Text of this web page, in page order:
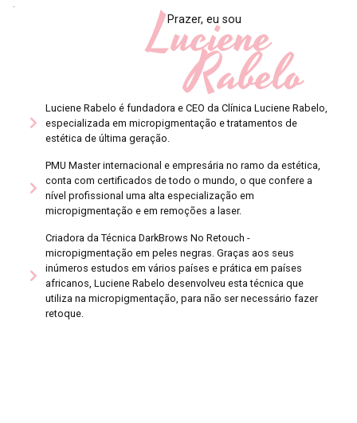
periódicos.
Prazer, eu sou
Luciene
Rabelo
Luciene Rabelo é fundadora e CEO da Clínica Luciene Rabelo,
especializada em micropigmentação e tratamentos de
estética de última geração.
PMU Master internacional e empresária no ramo da estética,
conta com certificados de todo o mundo, o que confere a
nível profissional uma alta especialização em
micropigmentação e em remoções a laser.
Criadora da Técnica DarkBrows No Retouch -
micropigmentação em peles negras. Graças aos seus
inúmeros estudos em vários países e prática em países
africanos, Luciene Rabelo desenvolveu esta técnica que
utiliza na micropigmentação, para não ser necessário fazer
retoque.